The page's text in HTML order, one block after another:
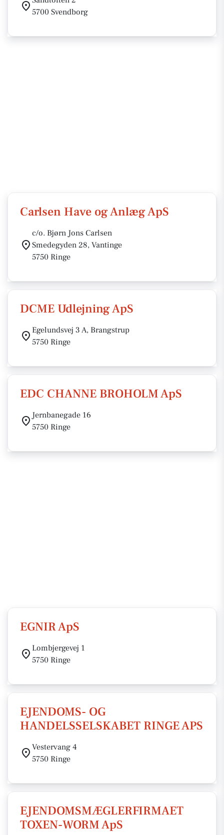
5700 Svendborg
Carlsen Have og Anlæg ApS
c/o. Bjørn Jons Carlsen
Smedegyden 28, Vantinge
5750 Ringe
DCME Udlejning ApS
Egelundsvej 3 A, Brangstrup
5750 Ringe
EDC CHANNE BROHOLM ApS
Jernbanegade 16
5750 Ringe
EGNIR ApS
Lombjergevej 1
5750 Ringe
EJENDOMS- OG
HANDELSSELSKABET RINGE APS
Vestervang 4
5750 Ringe
EJENDOMSMÆGLERFIRMAET
TOXEN-WORM ApS